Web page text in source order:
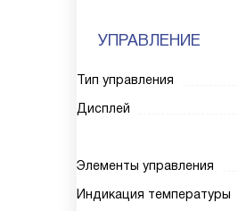
УПРАВЛЕНИЕ
Тип управления
Дисплей
Элементы управления
Индикация температуры